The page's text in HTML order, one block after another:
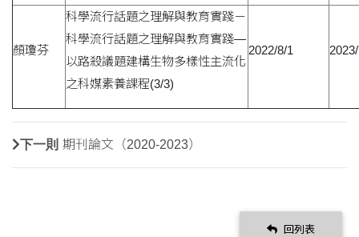
顏瓊芬
科學流行話題之理解與教育實踐－
科學流行話題之理解與教育實踐—
以路殺議題建構生物多樣性主流化
之科媒素養課程(3/3)
2022/8/1
下一則 期刊論文（2020-2023）
回列表